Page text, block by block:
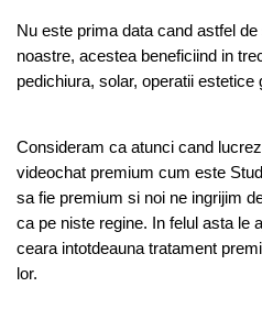
Nu este prima data cand astfel
noastre, acestea beneficiind in
pedichiura, solar, operatii estetice
Consideram ca atunci cand
videochat premium cum este
sa fie premium si noi ne ingrijim
ca pe niste regine. In felul asta le
ceara intotdeauna tratament
lor.